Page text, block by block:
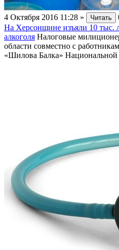
4 Октября 2016 11:28 » Читать
На Херсонщине изъяли 10 тыс.
алкоголя Налоговые
области совместно с
«Шилова Балка»